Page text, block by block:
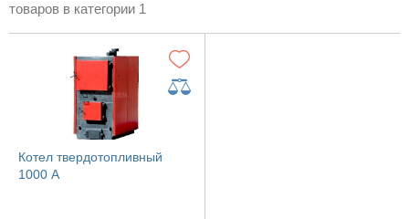
товаров в категории 1
Котел твердотопливный
1000 A